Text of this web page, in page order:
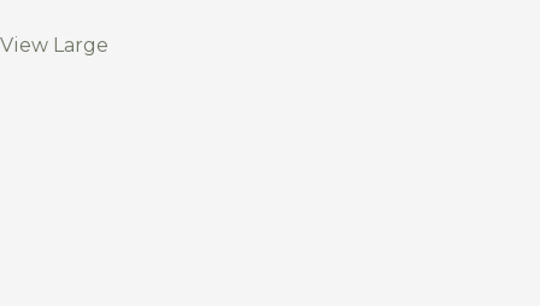
View Large